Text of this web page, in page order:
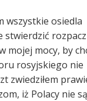
wszystkie osiedla
stwierdzić
mojej mocy, by
rosyjskiego nie
zwiedziłem
iż Polacy nie są